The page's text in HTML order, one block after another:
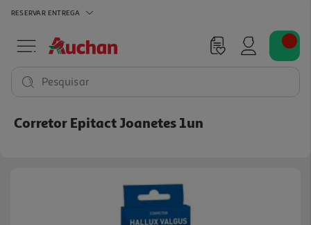
RESERVAR ENTREGA
Pesquisar
Corretor Epitact Joanetes 1un